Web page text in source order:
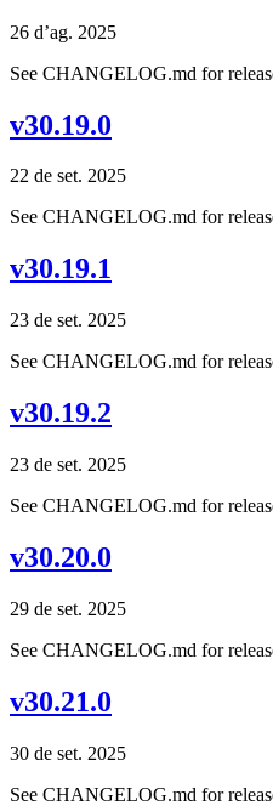
26 d’ag. 2025
See CHANGELOG.md for
v30.19.0
22 de set. 2025
See CHANGELOG.md for
v30.19.1
23 de set. 2025
See CHANGELOG.md for
v30.19.2
23 de set. 2025
See CHANGELOG.md for
v30.20.0
29 de set. 2025
See CHANGELOG.md for
v30.21.0
30 de set. 2025
See CHANGELOG.md for